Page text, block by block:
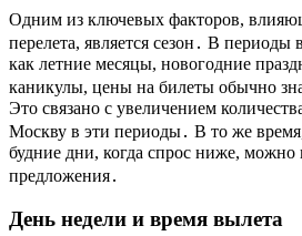
Одним из ключевых факторов,
перелета, является сезон․ В периоды
как летние месяцы, новогодние
каникулы, цены на билеты обычно
Это связано с увеличением
Москву в эти периоды․ В то же
будние дни, когда спрос ниже,
предложения․
День недели и время вылета